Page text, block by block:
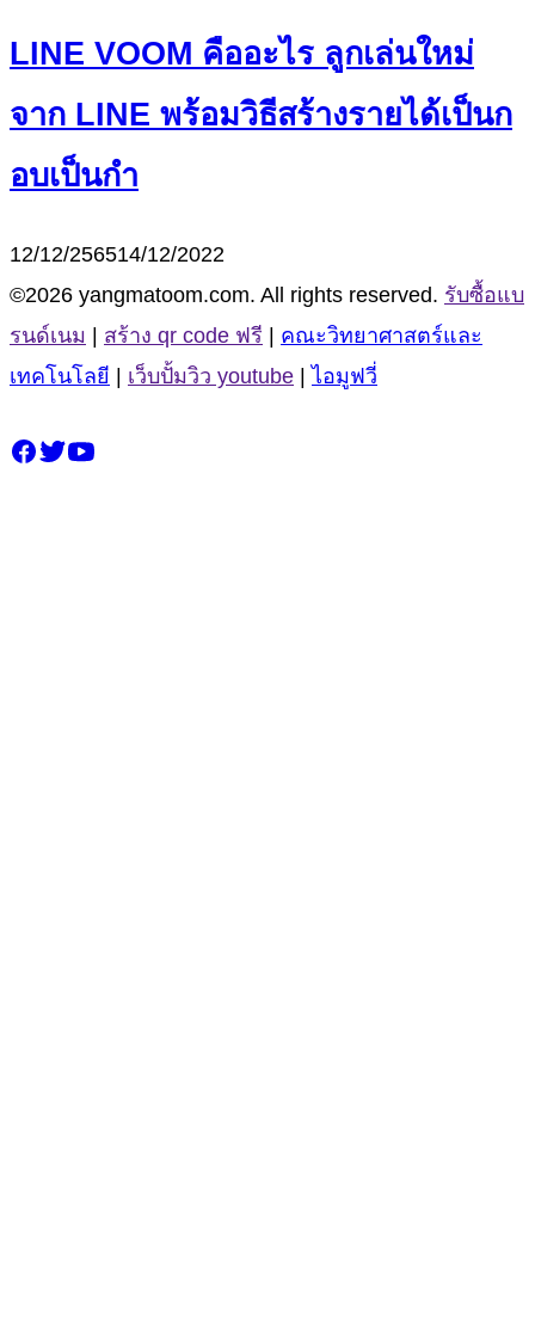
LINE VOOM คืออะไร ลูกเล่นใหม่
จาก LINE พร้อมวิธีสร้างรายได้เป็นก
อบเป็นกำ
12/12/256514/12/2022
©2026 yangmatoom.com. All rights reserved. รับซื้อแบ
รนด์เนม | สร้าง qr code ฟรี | คณะวิทยาศาสตร์และ
เทคโนโลยี | เว็บปั้มวิว youtube |ไอมูฟวี่